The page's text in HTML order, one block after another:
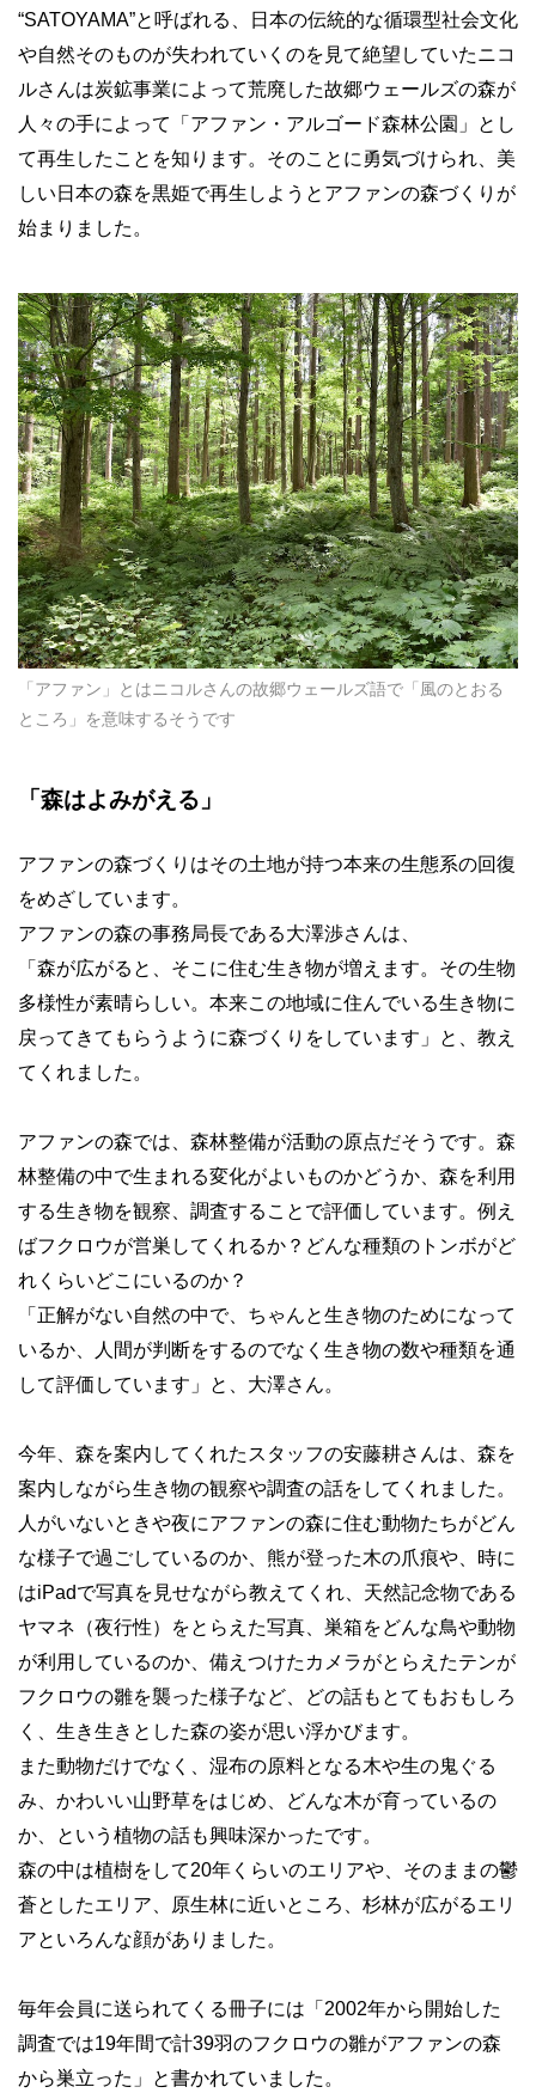
“SATOYAMA”と呼ばれる、日本の伝統的な循環型社会文化
や自然そのものが失われていくのを見て絶望していたニコ
ルさんは炭鉱事業によって荒廃した故郷ウェールズの森が
人々の手によって「アファン・アルゴード森林公園」とし
て再生したことを知ります。そのことに勇気づけられ、美
しい日本の森を黒姫で再生しようとアファンの森づくりが
始まりました。
「アファン」とはニコルさんの故郷ウェールズ語で「風のとおる
ところ」を意味するそうです
「森はよみがえる」
アファンの森づくりはその土地が持つ本来の生態系の回復
をめざしています。
アファンの森の事務局長である大澤渉さんは、
「森が広がると、そこに住む生き物が増えます。その生物
多様性が素晴らしい。本来この地域に住んでいる生き物に
戻ってきてもらうように森づくりをしています」と、教え
てくれました。
アファンの森では、森林整備が活動の原点だそうです。森
林整備の中で生まれる変化がよいものかどうか、森を利用
する生き物を観察、調査することで評価しています。例え
ばフクロウが営巣してくれるか？どんな種類のトンボがど
れくらいどこにいるのか？
「正解がない自然の中で、ちゃんと生き物のためになって
いるか、人間が判断をするのでなく生き物の数や種類を通
して評価しています」と、大澤さん。
今年、森を案内してくれたスタッフの安藤耕さんは、森を
案内しながら生き物の観察や調査の話をしてくれました。
人がいないときや夜にアファンの森に住む動物たちがどん
な様子で過ごしているのか、熊が登った木の爪痕や、時に
はiPadで写真を見せながら教えてくれ、天然記念物である
ヤマネ（夜行性）をとらえた写真、巣箱をどんな鳥や動物
が利用しているのか、備えつけたカメラがとらえたテンが
フクロウの雛を襲った様子など、どの話もとてもおもしろ
く、生き生きとした森の姿が思い浮かびます。
また動物だけでなく、湿布の原料となる木や生の鬼ぐる
み、かわいい山野草をはじめ、どんな木が育っているの
か、という植物の話も興味深かったです。
森の中は植樹をして20年くらいのエリアや、そのままの鬱
蒼としたエリア、原生林に近いところ、杉林が広がるエリ
アといろんな顔がありました。
毎年会員に送られてくる冊子には「2002年から開始した
調査では19年間で計39羽のフクロウの雛がアファンの森
から巣立った」と書かれていました。